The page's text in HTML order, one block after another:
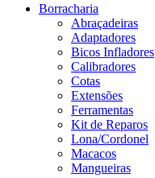
Borracharia
Abraçadeiras
Adaptadores
Bicos Infladores
Calibradores
Cotas
Extensões
Ferramentas
Kit de Reparos
Lona/Cordonel
Macacos
Mangueiras